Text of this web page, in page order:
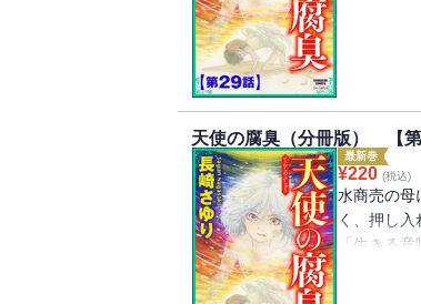
Vol.41』に
天使の腐臭（分冊版） 【第
最新巻
¥220 (税込)
水商売の母
く、押し
「生きる
彼女がも